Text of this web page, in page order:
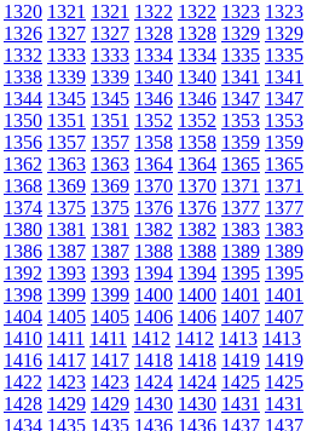
1320 1321 1321 1322 1322 1323 1323
1326 1327 1327 1328 1328 1329 1329
1332 1333 1333 1334 1334 1335 1335
1338 1339 1339 1340 1340 1341 1341
1344 1345 1345 1346 1346 1347 1347
1350 1351 1351 1352 1352 1353 1353
1356 1357 1357 1358 1358 1359 1359
1362 1363 1363 1364 1364 1365 1365
1368 1369 1369 1370 1370 1371 1371
1374 1375 1375 1376 1376 1377 1377
1380 1381 1381 1382 1382 1383 1383
1386 1387 1387 1388 1388 1389 1389
1392 1393 1393 1394 1394 1395 1395
1398 1399 1399 1400 1400 1401 1401
1404 1405 1405 1406 1406 1407 1407
1410 1411 1411 1412 1412 1413 1413
1416 1417 1417 1418 1418 1419 1419
1422 1423 1423 1424 1424 1425 1425
1428 1429 1429 1430 1430 1431 1431
1434 1435 1435 1436 1436 1437 1437